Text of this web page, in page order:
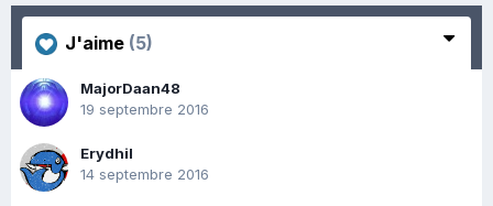
J'aime (5)
MajorDaan48
19 septembre 2016
Erydhil
14 septembre 2016